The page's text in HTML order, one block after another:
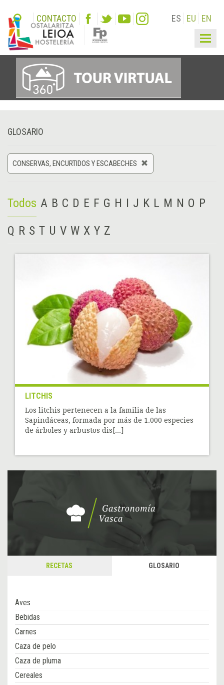
CONTACTO ES EU EN
GLOSARIO
CONSERVAS, ENCURTIDOS Y ESCABECHES
Todos A B C D E F G H I J K L M N O P
Q R S T U V W X Y Z
LITCHIS
Los litchis pertenecen a la familia de las
Sapindáceas, formada por más de 1.000 especies
de árboles y arbustos dis[...]
RECETAS GLOSARIO
Aves
Bebidas
Carnes
Caza de pelo
Caza de pluma
Cereales